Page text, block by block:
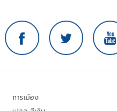
การเมือง